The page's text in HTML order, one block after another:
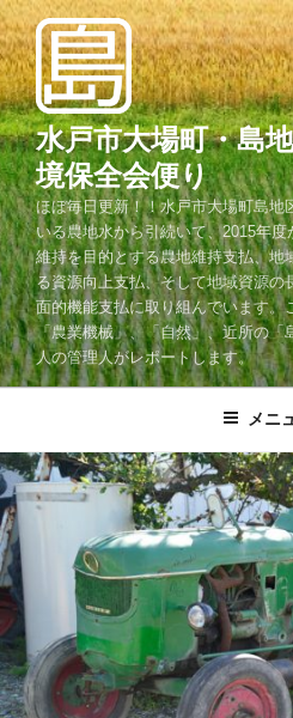
コ
ン
テ
ン
ツ
へ
ス
キ
ッ
プ
水戸市大場町・島
境保全会便り
ほぼ毎日更新！！水戸市大場町島地
いる農地水から引続いて、2015年
維持を目的とする農地維持支払、地
る資源向上支払、そして地域資源の
面的機能支払に取り組んでいます。
「農業機械」、「自然」、近所の
人の管理人がレポートします。
メニ